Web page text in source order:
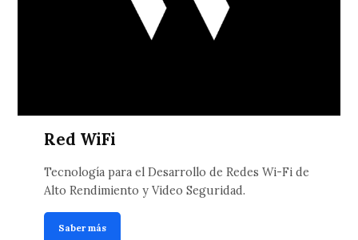
Red WiFi
Tecnología para el Desarrollo de Redes Wi-Fi de
Alto Rendimiento y Video Seguridad.
Saber más